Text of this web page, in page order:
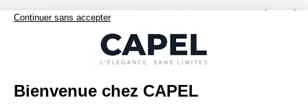
Nos clients aiment aussi